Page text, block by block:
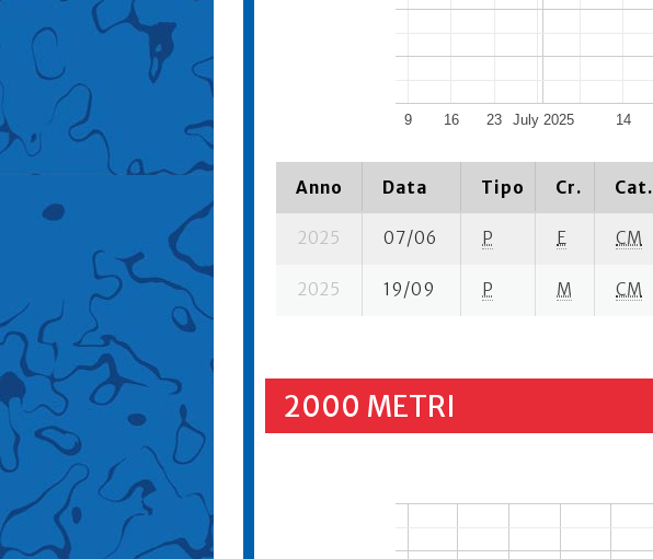
July 2025
9 16 23 14
Anno Data Tipo Cr. Cat.
2025 07/06 P E CM
2025 19/09 P M CM
2000 METRI